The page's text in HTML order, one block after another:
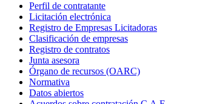
Perfil de contratante
Licitación electrónica
Registro de Empresas Licitadoras
Clasificación de empresas
Registro de contratos
Junta asesora
Órgano de recursos (OARC)
Normativa
Datos abiertos